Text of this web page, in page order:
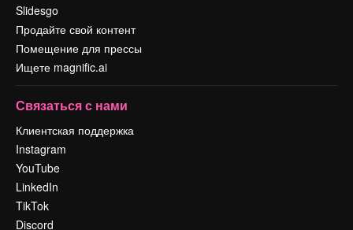
Slidesgo
Продайте свой контент
Помещение для прессы
Ищете magnific.ai
Связаться с нами
Клиентская поддержка
Instagram
YouTube
LinkedIn
TikTok
Discord